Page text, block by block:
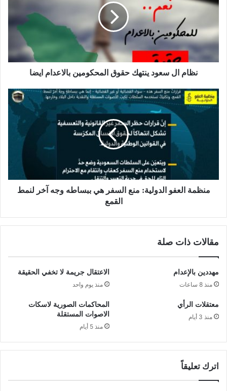
نظام ال سعود ينتهك حقوق المحكومين بالاعدام ايضا
منظمة العفو الدولية: منع السفر هي ببساطه وجه آخر لنمط
القمع
مقالات ذات صلة
مهددين بالإعدام
منذ 8 ساعات
الاعتقال جريمة لا تخفي الحقيقة
منذ يوم واحد
معتقلات الرأي
منذ 3 أيام
المحاكمات الصورية لاسكات
الاصوات المستقلة
منذ 5 أيام
اترك تعليقاً